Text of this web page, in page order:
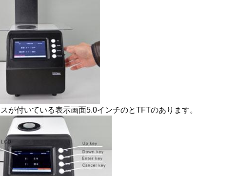
が付いている表示画面5.0インチのとTFTのあります。